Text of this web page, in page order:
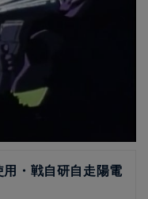
・戦自研自走陽電